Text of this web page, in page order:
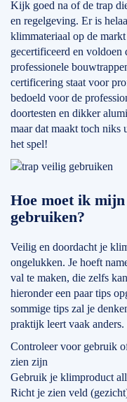
Kijk goed na of de trap
en regelgeving. Er is
klimmateriaal op de
gecertificeerd en
professionele
certificering staat voor
bedoeld voor de
doortesten en dikker
maar dat maakt toch niks
het spel!
Hoe moet ik
gebruiken?
Veilig en doordacht je
ongelukken. Je hoeft
val te maken, die zelfs
hieronder een paar tips
sommige tips zal je
praktijk leert vaak
Controleer voor gebruik
zien zijn
Gebruik je klimproduct
Richt je zien veld